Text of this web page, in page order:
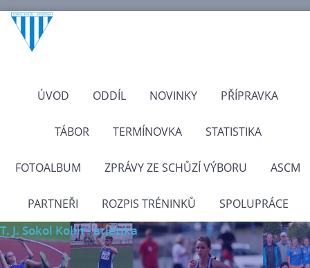
ÚVOD ODDÍL NOVINKY PŘÍPRAVKA
TÁBOR TERMÍNOVKA STATISTIKA
FOTOALBUM ZPRÁVY ZE SCHŮZÍ VÝBORU ASCM
PARTNEŘI ROZPIS TRÉNINKŮ SPOLUPRÁCE
T. J. Sokol Kolín - atletika